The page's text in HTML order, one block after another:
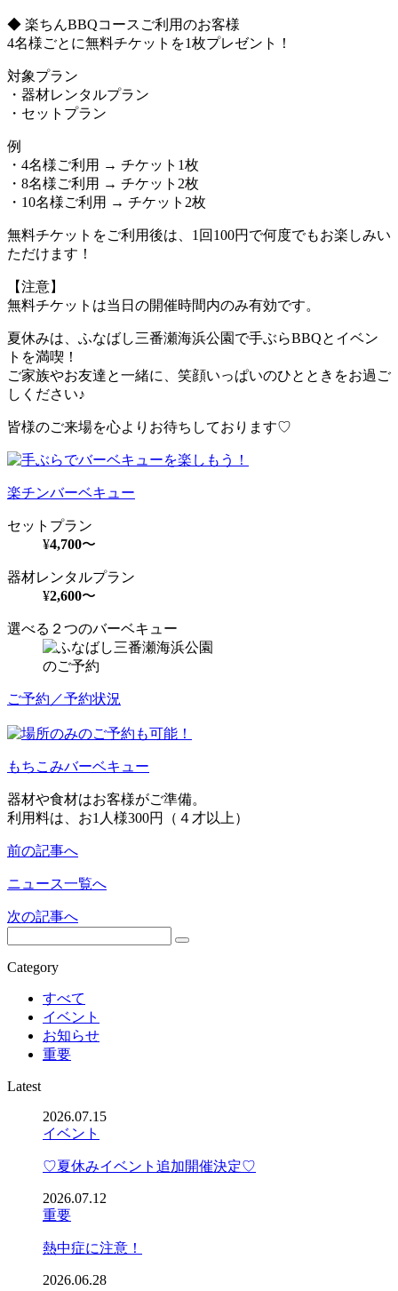
◆ 楽ちんBBQコースご利用のお客様
4名様ごとに無料チケットを1枚プレゼント！
対象プラン
・器材レンタルプラン
・セットプラン
例
・4名様ご利用 → チケット1枚
・8名様ご利用 → チケット2枚
・10名様ご利用 → チケット2枚
無料チケットをご利用後は、1回100円で何度でもお楽しみい
ただけます！
【注意】
無料チケットは当日の開催時間内のみ有効です。
夏休みは、ふなばし三番瀬海浜公園で手ぶらBBQとイベン
トを満喫！
ご家族やお友達と一緒に、笑顔いっぱいのひとときをお過ご
しください♪
皆様のご来場を心よりお待ちしております♡
楽チンバーベキュー
セットプラン
¥4,700〜
器材レンタルプラン
¥2,600〜
選べる２つのバーベキュー
のご予約
ご予約／予約状況
もちこみバーベキュー
器材や食材はお客様がご準備。
利用料は、お1人様300円（４才以上）
前の記事へ
ニュース一覧へ
次の記事へ
Category
すべて
イベント
お知らせ
重要
Latest
2026.07.15
イベント
♡夏休みイベント追加開催決定♡
2026.07.12
重要
熱中症に注意！
2026.06.28